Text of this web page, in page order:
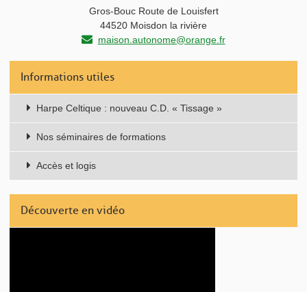
Gros-Bouc Route de Louisfert
44520 Moisdon la rivière
maison.autonome@orange.fr
Informations utiles
Harpe Celtique : nouveau C.D. « Tissage »
Nos séminaires de formations
Accès et logis
Découverte en vidéo